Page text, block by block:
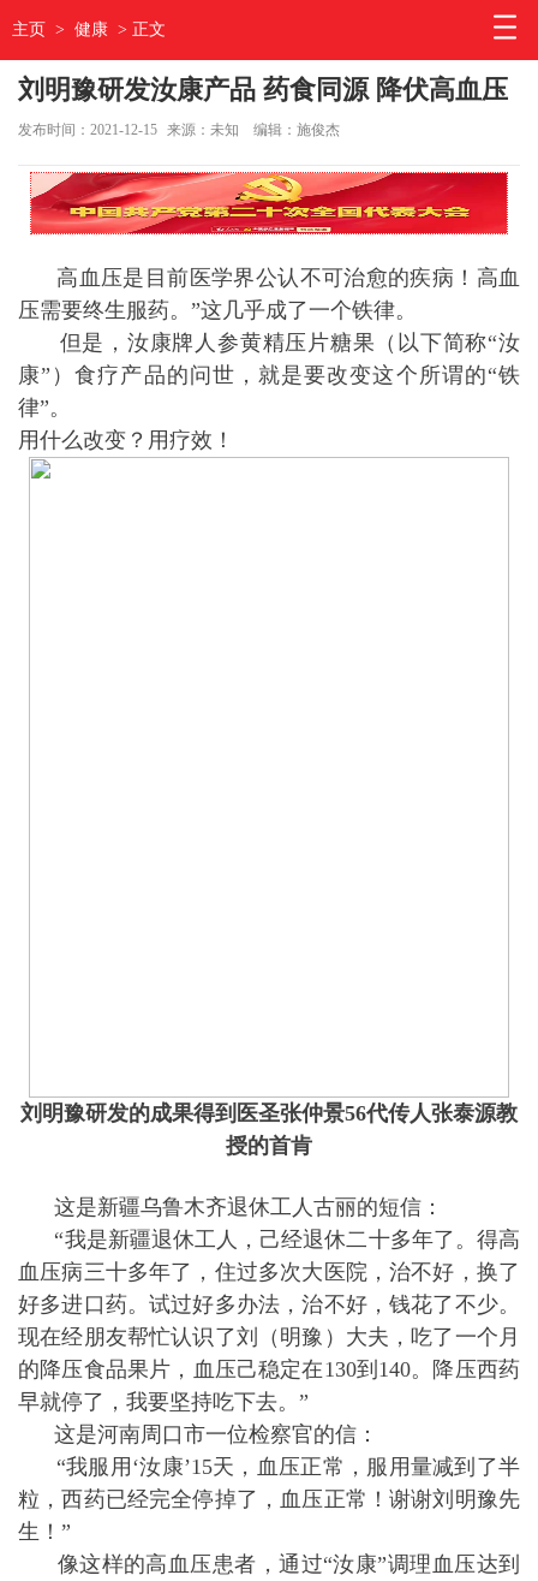
主页 > 健康 > 正文
刘明豫研发汝康产品 药食同源 降伏高血压
发布时间：2021-12-15 来源：未知 编辑：施俊杰
高血压是目前医学界公认不可治愈的疾病！高血
压需要终生服药。”这几乎成了一个铁律。
但是，汝康牌人参黄精压片糖果（以下简称“汝
康”）食疗产品的问世，就是要改变这个所谓的“铁
律”。
用什么改变？用疗效！
​刘明豫研发的成果得到医圣张仲景56代传人张泰源教
授的首肯
这是新疆乌鲁木齐退休工人古丽的短信：
“我是新疆退休工人，己经退休二十多年了。得高
血压病三十多年了，住过多次大医院，治不好，换了
好多进口药。试过好多办法，治不好，钱花了不少。
现在经朋友帮忙认识了刘（明豫）大夫，吃了一个月
的降压食品果片，血压己稳定在130到140。降压西药
早就停了，我要坚持吃下去。”
这是河南周口市一位检察官的信：
“我服用‘汝康’15天，血压正常，服用量减到了半
粒，西药已经完全停掉了，血压正常！谢谢刘明豫先
生！”
像这样的高血压患者，通过“汝康”调理血压达到